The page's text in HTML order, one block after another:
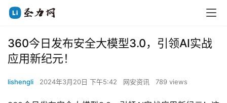
360今日发布安全大模型3.0，引领AI实战
应用新纪元！
lishengli 2024年3月20日 下午5:42 网安资讯 789 views